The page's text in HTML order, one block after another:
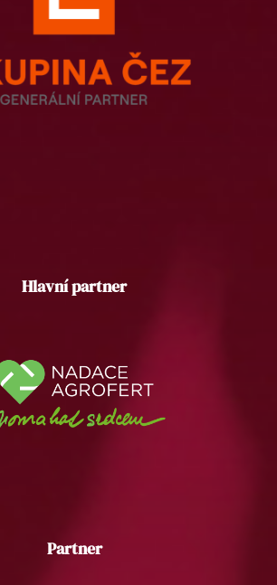
Hlavní partner
Partner